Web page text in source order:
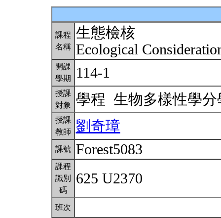
課程
名稱
生態檢核
Ecological
開課
學期
114-1
授課
對象
學程 生物多樣性學
授課
教師
劉奇璋
課號 Forest5083
課程
識別
碼
625 U2370
班次